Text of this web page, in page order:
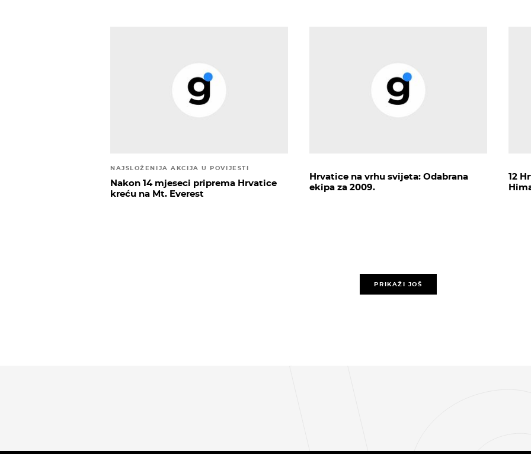
NAJSLOŽENIJA AKCIJA U POVIJESTI
Nakon 14 mjeseci priprema Hrvatice
kreću na Mt. Everest
Hrvatice na vrhu svijeta: Odabrana
ekipa za 2009.
12
PRIKAŽI JOŠ